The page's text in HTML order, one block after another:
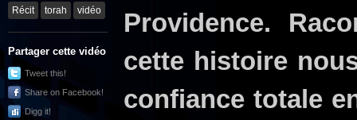
Récit
torah vidéo
Partager cette vidéo
Tweet this!
Share on Facebook!
Digg it!
Providence.
cette histoire
confiance totale